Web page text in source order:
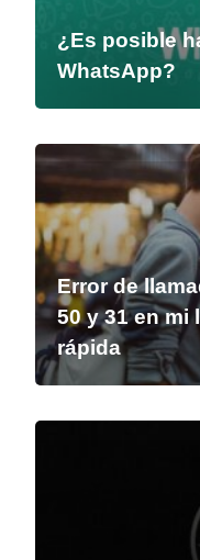
¿Es posible
WhatsApp?
Error de
50 y 31 en mi
rápida